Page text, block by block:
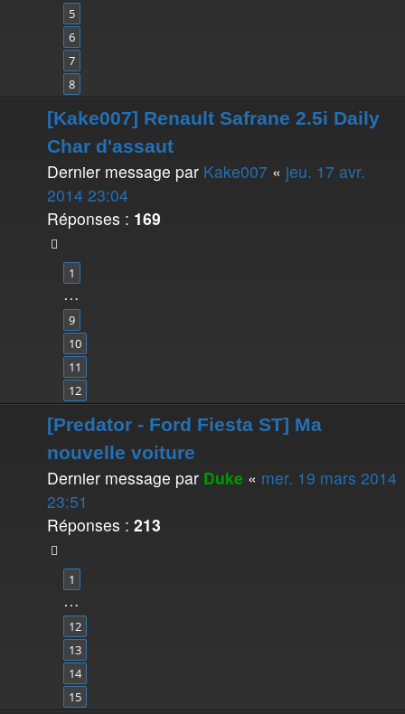
5
6
7
8
[Kake007] Renault Safrane 2.5i Daily
Char d'assaut
Dernier message par Kake007 « jeu. 17 avr.
2014 23:04
Réponses : 169
1
…
9
10
11
12
[Predator - Ford Fiesta ST] Ma
nouvelle voiture
Dernier message par Duke « mer. 19 mars 2014
23:51
Réponses : 213
1
…
12
13
14
15